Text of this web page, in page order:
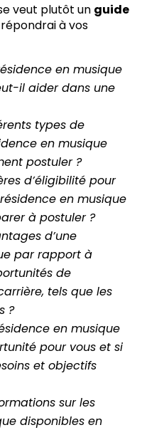
veut plutôt un guide
à vos
en musique
il aider dans une
types de
en musique
postuler ?
d’éligibilité pour
en musique
à postuler ?
d’une
par rapport à
de
tels que les
?
en musique
pour vous et si
et objectifs
sur les
disponibles en